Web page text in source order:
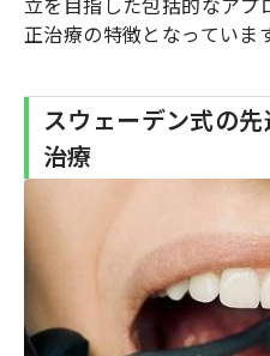
正治療の特徴となっています
スウェーデン式の
治療